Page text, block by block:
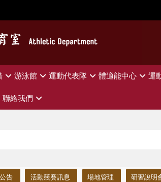
游泳館 運動代表隊 體適能中心 運
聯絡我們
告 活動競賽訊息 場地管理 研習說明